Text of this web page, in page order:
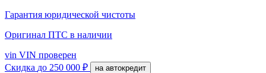
Гарантия юридической чистоты
Оригинал ПТС в наличии
vin VIN проверен
Скидка до 250 000 ₽ на автокредит